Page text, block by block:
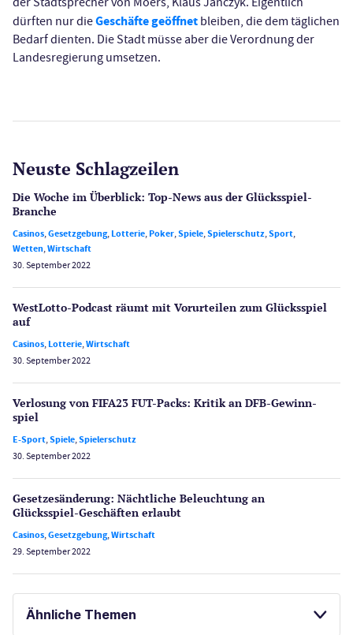
dürften nur dieGeschäfte geöffnet bleiben, die dem täglichen
Bedarf dienten. Die Stadt müsse aber die Verordnung der
Landesregierung umsetzen.
Neuste Schlagzeilen
Die Woche im Überblick: Top-News aus der Glücksspiel-
Branche
Casinos,Gesetzgebung,Lotterie,Poker,Spiele,Spielerschutz,Sport,
Wetten,Wirtschaft
30. September 2022
WestLotto-Podcast räumt mit Vorurteilen zum Glücksspiel
auf
Casinos,Lotterie,Wirtschaft
30. September 2022
Verlosung von FIFA23 FUT-Packs: Kritik an DFB-Gewinn­
spiel
E-Sport,Spiele,Spielerschutz
30. September 2022
Gesetzes­änderung: Nächtliche Beleuch­tung an
Glücksspiel-Geschäften erlaubt
Casinos,Gesetzgebung,Wirtschaft
29. September 2022
Ähnliche Themen